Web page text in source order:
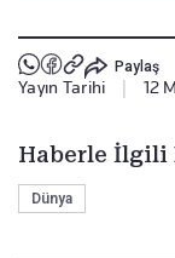
Paylaş
Yayın Tarihi 12
Haberle İlgili
Dünya